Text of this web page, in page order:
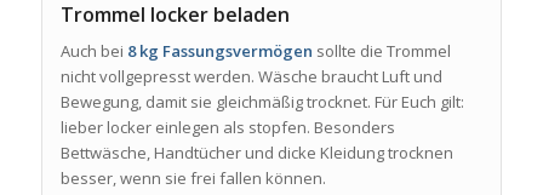
Trommel locker beladen
Auch bei 8 kg Fassungsvermögen sollte die Trommel
nicht vollgepresst werden. Wäsche braucht Luft und
Bewegung, damit sie gleichmäßig trocknet. Für Euch gilt:
lieber locker einlegen als stopfen. Besonders
Bettwäsche, Handtücher und dicke Kleidung trocknen
besser, wenn sie frei fallen können.